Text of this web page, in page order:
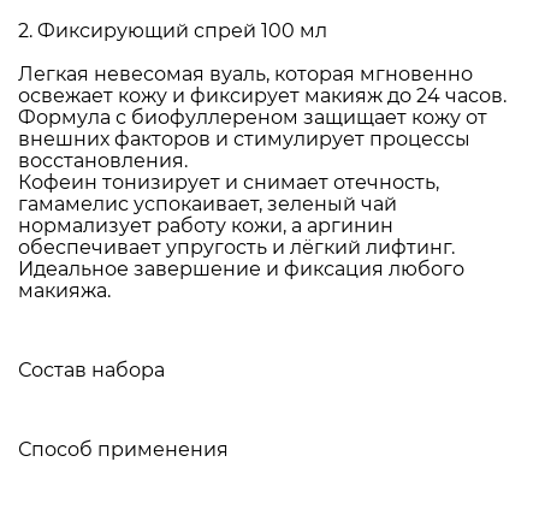
2. Фиксирующий спрей 100 мл
Легкая невесомая вуаль, которая мгновенно
освежает кожу и фиксирует макияж до 24 часов.
Формула с биофуллереном защищает кожу от
внешних факторов и стимулирует процессы
восстановления.
Кофеин тонизирует и снимает отечность,
гамамелис успокаивает, зеленый чай
нормализует работу кожи, а аргинин
обеспечивает упругость и лёгкий лифтинг.
Идеальное завершение и фиксация любого
макияжа.
Состав набора
Способ применения